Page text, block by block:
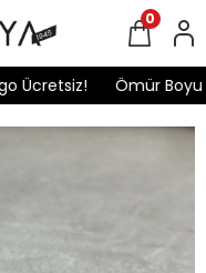
Ücretsiz! Ömür Boyu
0